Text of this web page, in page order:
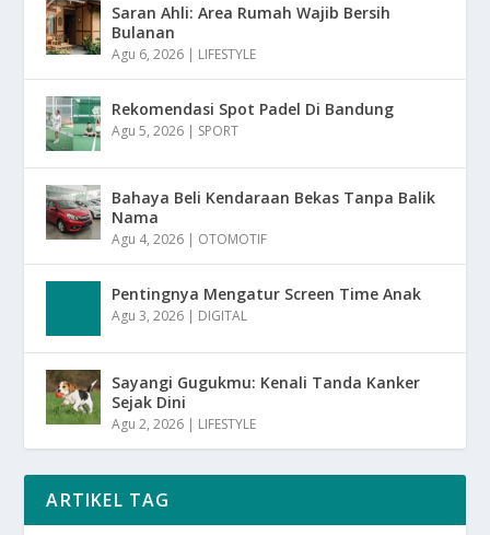
Saran Ahli: Area Rumah Wajib Bersih
Bulanan
Agu 6, 2026 | LIFESTYLE
Rekomendasi Spot Padel Di Bandung
Agu 5, 2026 | SPORT
Bahaya Beli Kendaraan Bekas Tanpa Balik
Nama
Agu 4, 2026 | OTOMOTIF
Pentingnya Mengatur Screen Time Anak
Agu 3, 2026 | DIGITAL
Sayangi Gugukmu: Kenali Tanda Kanker
Sejak Dini
Agu 2, 2026 | LIFESTYLE
ARTIKEL TAG